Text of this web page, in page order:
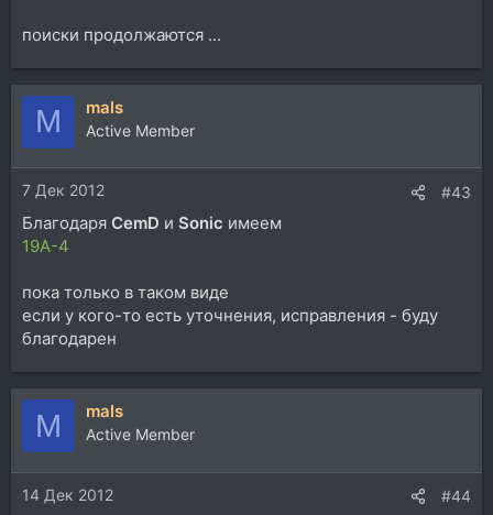
поиски продолжаются ...
M mals
Active Member
7 Дек 2012 #43
Благодаря CemD и Sonic имеем
19A-4
пока только в таком виде
если у кого-то есть уточнения, исправления - буду
благодарен
M mals
Active Member
14 Дек 2012 #44